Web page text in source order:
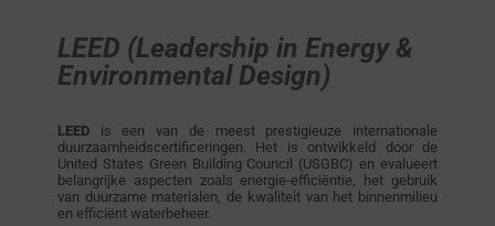
LEED (Leadership in Energy &
Environmental Design)
LEEDis een van de meest prestigieuze internationale
duurzaamheidscertificeringen. Het is ontwikkeld door de
United States Green Building Council (USGBC) en evalueert
belangrijke aspecten zoals energie-efficiëntie, het gebruik
van duurzame materialen, de kwaliteit van het binnenmilieu
en efficiënt waterbeheer.